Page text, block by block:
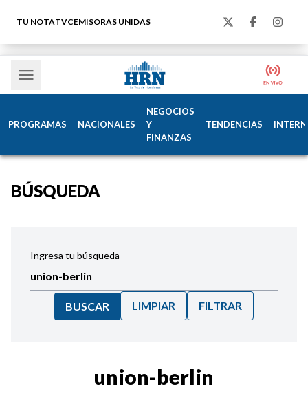
TU NOTATVCEMISORAS UNIDAS
PROGRAMAS NACIONALES
NEGOCIOS
Y
FINANZAS
TENDENCIAS
BÚSQUEDA
Ingresa tu búsqueda
BUSCAR LIMPIAR FILTRAR
union-berlin